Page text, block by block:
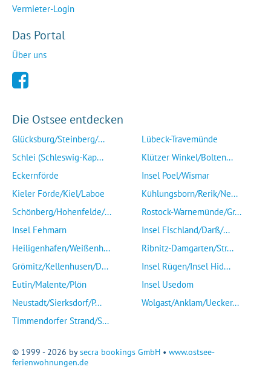
Vermieter-Login
Das Portal
Über uns
Die Ostsee entdecken
Glücksburg/Steinberg/...
Schlei (Schleswig-Kap...
Eckernförde
Kieler Förde/Kiel/Laboe
Schönberg/Hohenfelde/...
Insel Fehmarn
Heiligenhafen/Weißenh...
Grömitz/Kellenhusen/D...
Eutin/Malente/Plön
Neustadt/Sierksdorf/P...
Timmendorfer Strand/S...
Lübeck-Travemünde
Klützer Winkel/Bolten...
Insel Poel/Wismar
Kühlungsborn/Rerik/Ne...
Rostock-Warnemünde/Gr...
Insel Fischland/Darß/...
Ribnitz-Damgarten/Str...
Insel Rügen/Insel Hid...
Insel Usedom
Wolgast/Anklam/Uecker...
© 1999 - 2026 bysecra bookings GmbH • www.ostsee-
ferienwohnungen.de